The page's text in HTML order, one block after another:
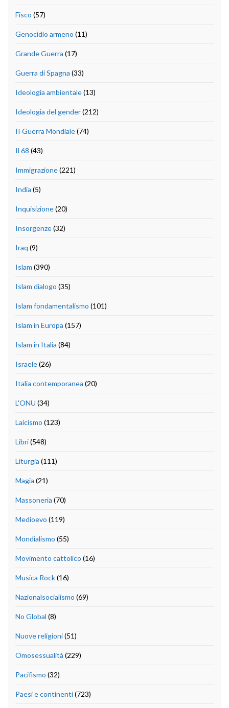
Fisco (57)
Genocidio armeno (11)
Grande Guerra (17)
Guerra di Spagna (33)
Ideologia ambientale(13)
Ideologia del gender(212)
II Guerra Mondiale(74)
Il 68 (43)
Immigrazione(221)
India (5)
Inquisizione(20)
Insorgenze(32)
Iraq (9)
Islam (390)
Islam dialogo (35)
Islam fondamentalismo (101)
Islam in Europa (157)
Islam in Italia (84)
Israele(26)
Italia contemporanea (20)
L'ONU (34)
Laicismo (123)
Libri(548)
Liturgia (111)
Magia (21)
Massoneria (70)
Medioevo (119)
Mondialismo (55)
Movimento cattolico (16)
Musica Rock(16)
Nazionalsocialismo (69)
No Global (8)
Nuove religioni(51)
Omosessualità (229)
Pacifismo (32)
Paesi e continenti(723)